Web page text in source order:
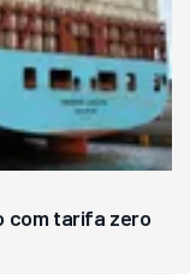
com tarifa zero